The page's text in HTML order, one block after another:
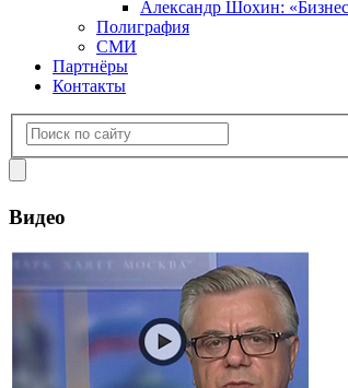
Александр Шохин:
Полиграфия
СМИ
Партнёры
Контакты
Видео